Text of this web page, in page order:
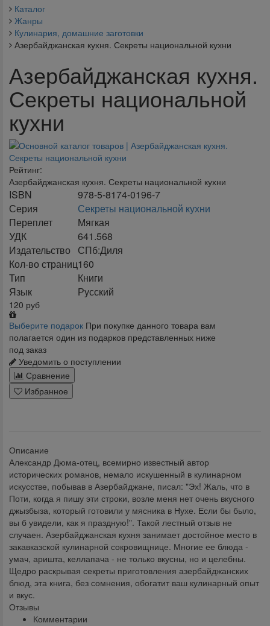
Каталог
Жанры
Кулинария, домашние заготовки
Азербайджанская кухня. Секреты национальной кухни
Азербайджанская кухня.
Секреты национальной
кухни
Рейтинг:
Азербайджанская кухня. Секреты национальной кухни
ISBN
978-5-8174-0196-7
Серия
Секреты национальной кухни
Переплет
Мягкая
УДК
641.568
Издательство
СПб:Диля
Кол-во страниц160
Тип
Книги
Язык
Русский
120 руб
Выберите подарок При покупке данного товара вам
полагается один из подарков представленных ниже
под заказ
Уведомить о поступлении
Сравнение
Избранное
Описание
Александр Дюма-отец, всемирно известный автор
исторических романов, немало искушенный в кулинарном
искусстве, побывав в Азербайджане, писал: "Эх! Жаль, что в
Поти, когда я пишу эти строки, возле меня нет очень вкусного
джызбыза, который готовили у мясника в Нухе. Если бы было,
вы б увидели, как я праздную!". Такой лестный отзыв не
случаен. Азербайджанская кухня занимает достойное место в
закавказской кулинарной сокровищнице. Многие ее блюда -
умач, аришта, келлапача - не только вкусны, но и целебны.
Щедро раскрывая секреты приготовления азербайджанских
блюд, эта книга, без сомнения, обогатит ваш кулинарный опыт
и вкус.
Отзывы
Комментарии